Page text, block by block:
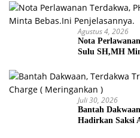
Agustus 4, 2026
Nota
Sulu SH,MH
Juli 30, 2026
Bantah
Hadirkan Saksi